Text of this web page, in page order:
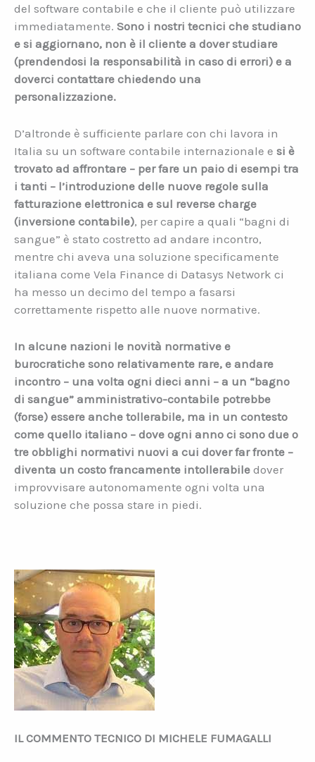
del software contabile e che il cliente può utilizzare
immediatamente. Sono i nostri tecnici che studiano
e si aggiornano, non è il cliente a dover studiare
(prendendosi la responsabilità in caso di errori) e a
doverci contattare chiedendo una
personalizzazione.
D’altronde è sufficiente parlare con chi lavora in
Italia su un software contabile internazionale e si è
trovato ad affrontare – per fare un paio di esempi tra
i tanti – l’introduzione delle nuove regole sulla
fatturazione elettronica e sul reverse charge
(inversione contabile), per capire a quali “bagni di
sangue” è stato costretto ad andare incontro,
mentre chi aveva una soluzione specificamente
italiana come Vela Finance di Datasys Network ci
ha messo un decimo del tempo a fasarsi
correttamente rispetto alle nuove normative.
In alcune nazioni le novità normative e
burocratiche sono relativamente rare, e andare
incontro – una volta ogni dieci anni – a un “bagno
di sangue” amministrativo-contabile potrebbe
(forse) essere anche tollerabile, ma in un contesto
come quello italiano – dove ogni anno ci sono due o
tre obblighi normativi nuovi a cui dover far fronte –
diventa un costo francamente intollerabile dover
improvvisare autonomamente ogni volta una
soluzione che possa stare in piedi.
IL COMMENTO TECNICO DI MICHELE FUMAGALLI